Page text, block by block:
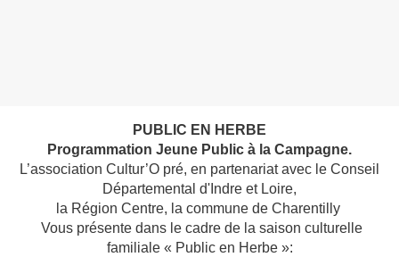
PUBLIC EN HERBE
Programmation Jeune Public à la Campagne.
L’association Cultur’O pré, en partenariat avec le Conseil
Départemental d'Indre et Loire,
la Région Centre, la commune de Charentilly
Vous présente dans le cadre de la saison culturelle
familiale « Public en Herbe »: